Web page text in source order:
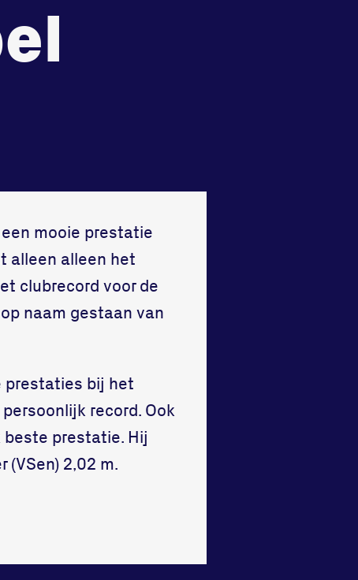
mooie prestatie
alleen alleen het
clubrecord voor de
naam gestaan van
prestaties bij het
record. Ook
beste prestatie. Hij
(VSen) 2,02 m.